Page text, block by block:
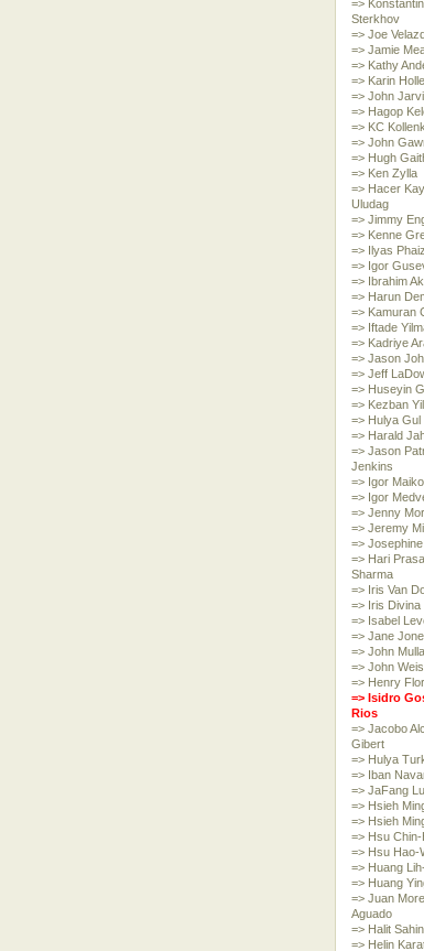
=> Konstantin
Sterkhov
=> Joe
=> Jamie
=> Kathy
=> Karin
=> John
=> Hagop
=> KC
=> John
=> Hugh
=> Ken Zylla
=> Hacer
Uludag
=> Jimmy
=> Kenne
=> Ilyas
=> Igor
=> Ibrahim
=> Harun
=> Kamuran
=> Iftade
=> Kadriye
=> Jason
=> Jeff
=> Huseyin
=> Kezban
=> Hulya Gul
=> Harald
=> Jason
Jenkins
=> Igor
=> Igor
=> Jenny
=> Jeremy
=> Josephine
=> Hari
Sharma
=> Iris Van
=> Iris Divina
=> Isabel
=> Jane
=> John
=> John
=> Henry
=> Isidro
Rios
=> Jacobo
Gibert
=> Hulya
=> Iban
=> JaFang Lu
=> Hsieh
=> Hsieh
=> Hsu Chin-
=> Hsu Hao-
=> Huang
=> Huang
=> Juan
Aguado
=> Halit
=> Helin